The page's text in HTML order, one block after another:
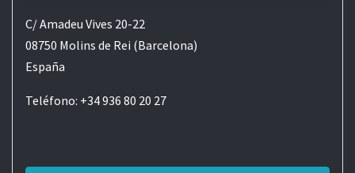
C/ Amadeu Vives 20-22
08750 Molins de Rei (Barcelona)
España
Teléfono: +34 936 80 20 27